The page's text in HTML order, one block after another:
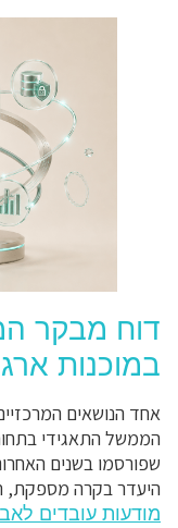
דוח מבקר
במוכנות
אחד הנושאים
הממשל התאגידי
שפורסמו בשנים
היעדר בקרה מספקת,
מודעות עובדים